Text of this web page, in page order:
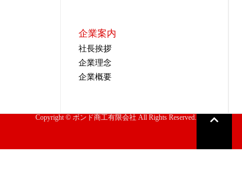
企業案内
社長挨拶
企業理念
企業概要
Copyright © ​ボンド商工有限会社 All Rights Reserved.